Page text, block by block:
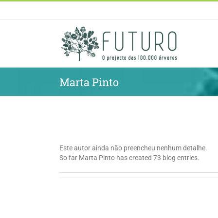
Marta Pinto
Este autor ainda não preencheu nenhum detalhe.
So far Marta Pinto has created 73 blog entries.